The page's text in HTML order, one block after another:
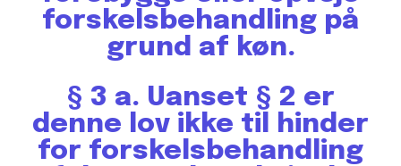
forskelsbehandling på
grund af køn.
§ 3 a. Uanset § 2 er
denne lov ikke til hinder
for forskelsbehandling